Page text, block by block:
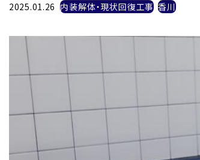
2025.01.26 内装解体・現状回復工事 香川